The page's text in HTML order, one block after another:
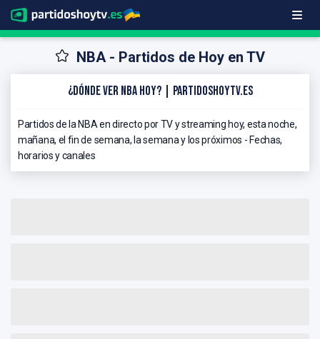
NBA - Partidos de Hoy en TV
¿Dónde ver NBA hoy? | PartidosHoyTV.es
Partidos de la NBA en directo por TV y streaming hoy, esta noche,
mañana, el fin de semana, la semana y los próximos - Fechas,
horarios y canales